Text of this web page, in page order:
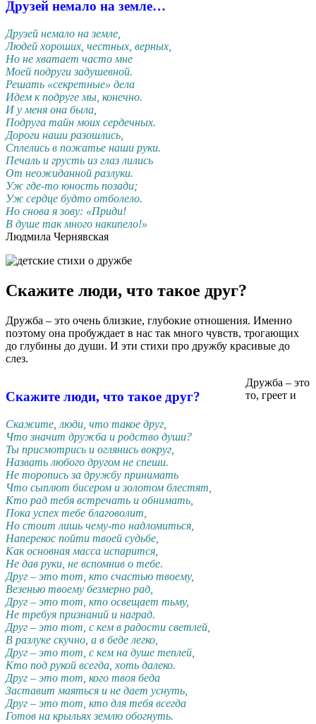
Друзей немало на земле…
Друзей немало на земле,
Людей хороших, честных, верных,
Но не хватает часто мне
Моей подруги задушевной.
Решать «секретные» дела
Идем к подруге мы, конечно.
И у меня она была,
Подруга тайн моих сердечных.
Дороги наши разошлись,
Сплелись в пожатье наши руки.
Печаль и грусть из глаз лились
От неожиданной разлуки.
Уж где-то юность позади;
Уж сердце будто отболело.
Но снова я зову: «Приди!
В душе так много накипело!»
Людмила Чернявская
Скажите люди, что такое друг?
Дружба – это очень близкие, глубокие отношения. Именно
поэтому она пробуждает в нас так много чувств, трогающих
до глубины до души. И эти стихи про дружбу красивые до
слез.
Скажите люди, что такое друг?
Скажите, люди, что такое друг,
Что значит дружба и родство души?
Ты присмотрись и оглянись вокруг,
Назвать любого другом не спеши.
Не торопись за дружбу принимать
Что сыплют бисером и золотом блестят,
Кто рад тебя встречать и обнимать,
Пока успех тебе благоволит,
Но стоит лишь чему-то надломиться,
Наперекос пойти твоей судьбе,
Как основная масса испарится,
Не дав руки, не вспомнив о тебе.
Друг – это тот, кто счастью твоему,
Везенью твоему безмерно рад,
Друг – это тот, кто освещает тьму,
Не требуя признаний и наград.
Друг – это тот, с кем в радости светлей,
В разлуке скучно, а в беде легко,
Друг – это тот, с кем на душе теплей,
Кто под рукой всегда, хоть далеко.
Друг – это тот, кого твоя беда
Заставит маяться и не дает уснуть,
Друг – это тот, кто для тебя всегда
Готов на крыльях землю обогнуть.
Дружба – это
то, греет и